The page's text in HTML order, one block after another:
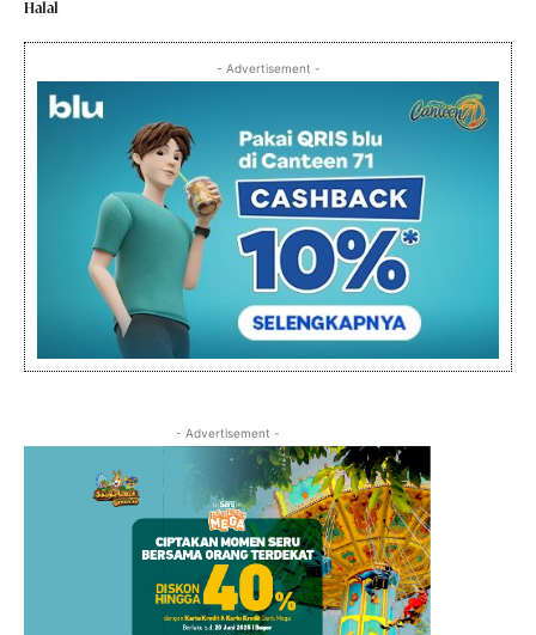
Halal
- Advertisement -
- Advertisement -